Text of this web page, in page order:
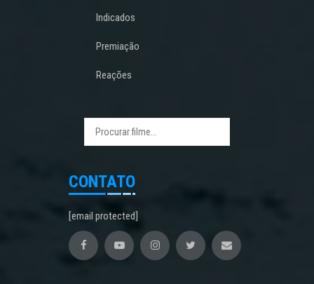
Indicados
Premiação
Reações
CONTATO
[email protected]